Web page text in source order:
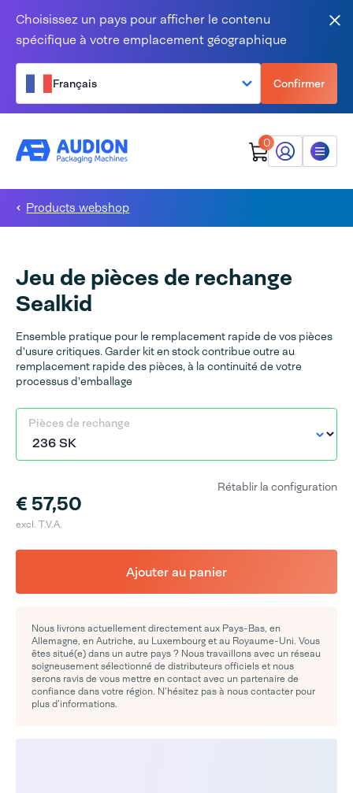
Choisissez un pays pour afficher le contenu
spécifique à votre emplacement géographique
Français Confirmer
0
Mon Audion
Menu
Products webshop
Jeu de pièces de rechange
Sealkid
Ensemble pratique pour le remplacement rapide de vos pièces
d'usure critiques. Garder kit en stock contribue outre au
remplacement rapide des pièces, à la continuité de votre
processus d'emballage
Pièces de rechange
€ 57,50
excl. T.V.A.
Rétablir la configuration
Ajouter au panier
Nous livrons actuellement directement aux Pays-Bas, en
Allemagne, en Autriche, au Luxembourg et au Royaume-Uni. Vous
êtes situé(e) dans un autre pays ? Nous travaillons avec un réseau
soigneusement sélectionné de distributeurs officiels et nous
serons ravis de vous mettre en contact avec un partenaire de
confiance dans votre région. N’hésitez pas à nous contacter pour
plus d’informations.